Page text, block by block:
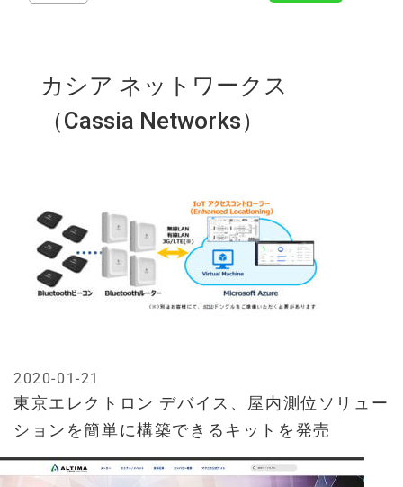
カシア ネットワークス
（Cassia Networks）
東京エレクトロン デバイス、屋内測位ソリュー
ションを簡単に構築できるキットを発売
2020-01-21